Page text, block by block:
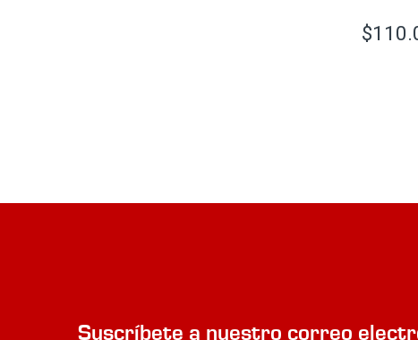
$
Suscríbete a nuestro correo